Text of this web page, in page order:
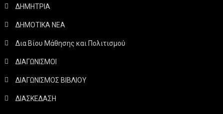
ΔΗΜΗΤΡΙΑ
ΔΗΜΟΤΙΚΑ ΝΕΑ
Δια Βίου Μάθησης και Πολιτισμού
ΔΙΑΓΩΝΙΣΜΟΙ
ΔΙΑΓΩΝΙΣΜΟΣ ΒΙΒΛΙΟΥ
ΔΙΑΣΚΕΔΑΣΗ